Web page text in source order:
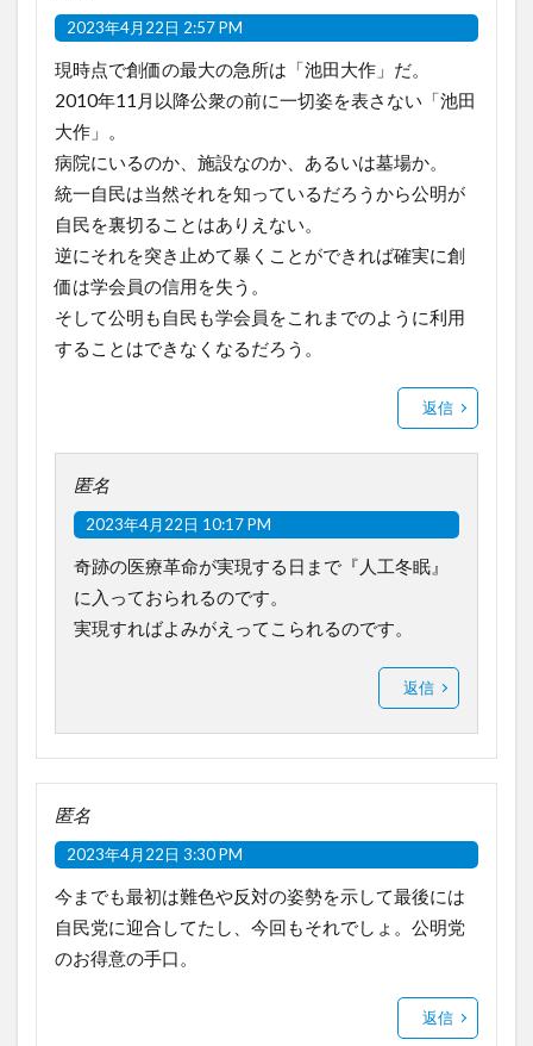
2023年4月22日 2:57 PM
現時点で創価の最大の急所は「池田大作」だ。
2010年11月以降公衆の前に一切姿を表さない「池田
大作」。
病院にいるのか、施設なのか、あるいは墓場か。
統一自民は当然それを知っているだろうから公明が
自民を裏切ることはありえない。
逆にそれを突き止めて暴くことができれば確実に創
価は学会員の信用を失う。
そして公明も自民も学会員をこれまでのように利用
することはできなくなるだろう。
返信
匿名
2023年4月22日 10:17 PM
奇跡の医療革命が実現する日まで『人工冬眠』
に入っておられるのです。
実現すればよみがえってこられるのです。
返信
匿名
2023年4月22日 3:30 PM
今までも最初は難色や反対の姿勢を示して最後には
自民党に迎合してたし、今回もそれでしょ。公明党
のお得意の手口。
返信